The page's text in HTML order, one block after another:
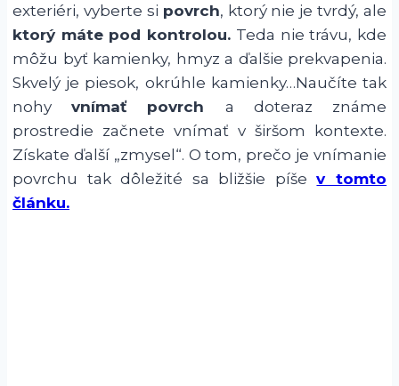
exteriéri, vyberte si povrch, ktorý nie je tvrdý, ale
ktorý máte pod kontrolou. Teda nie trávu, kde
môžu byť kamienky, hmyz a ďalšie prekvapenia.
Skvelý je piesok, okrúhle kamienky…Naučíte tak
nohyvnímať povrch a doteraz známe
prostredie začnete vnímať v širšom kontexte.
Získate ďalší „zmysel“. O tom, prečo je vnímanie
povrchu tak dôležité sa bližšie píšev tomto
článku.